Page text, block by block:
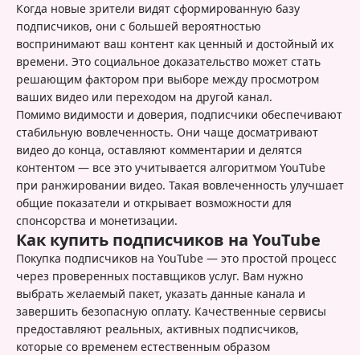
Когда новые зрители видят сформированную базу
подписчиков, они с большей вероятностью
воспринимают ваш контент как ценный и достойный их
времени. Это социальное доказательство может стать
решающим фактором при выборе между просмотром
ваших видео или переходом на другой канал.
Помимо видимости и доверия, подписчики обеспечивают
стабильную вовлеченность. Они чаще досматривают
видео до конца, оставляют комментарии и делятся
контентом — все это учитывается алгоритмом YouTube
при ранжировании видео. Такая вовлеченность улучшает
общие показатели и открывает возможности для
спонсорства и монетизации.
Как купить подписчиков на YouTube
Покупка подписчиков на YouTube — это простой процесс
через проверенных поставщиков услуг. Вам нужно
выбрать желаемый пакет, указать данные канала и
завершить безопасную оплату. Качественные сервисы
предоставляют реальных, активных подписчиков,
которые со временем естественным образом